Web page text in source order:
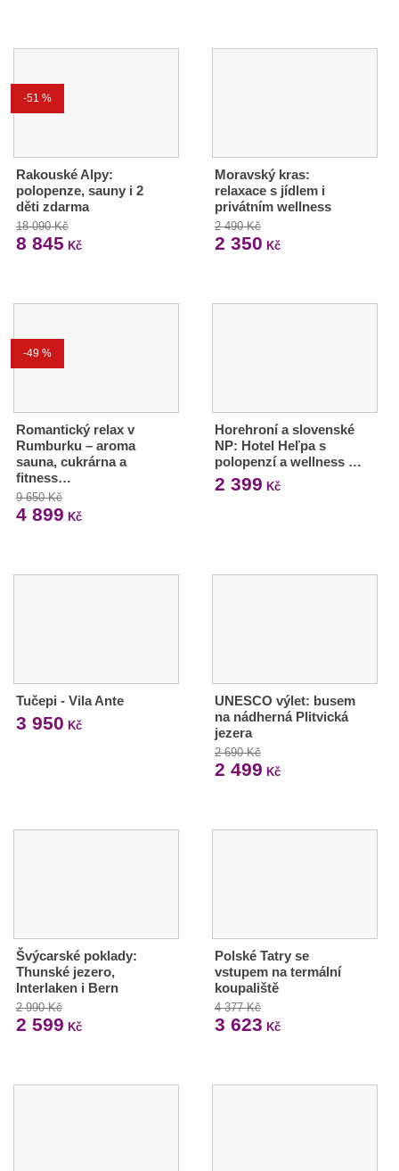
-51 %
Rakouské Alpy:
polopenze, sauny i 2
děti zdarma
18 090 Kč
8 845 Kč
Moravský kras:
relaxace s jídlem i
privátním wellness
2 490 Kč
2 350 Kč
-49 %
Romantický relax v
Rumburku – aroma
sauna, cukrárna a
fitness…
9 650 Kč
4 899 Kč
Horehroní a slovenské
NP: Hotel Heľpa s
polopenzí a wellness …
2 399 Kč
Tučepi - Vila Ante
3 950 Kč
UNESCO výlet: busem
na nádherná Plitvická
jezera
2 690 Kč
2 499 Kč
Švýcarské poklady:
Thunské jezero,
Interlaken i Bern
2 990 Kč
2 599 Kč
Polské Tatry se
vstupem na termální
koupaliště
4 377 Kč
3 623 Kč